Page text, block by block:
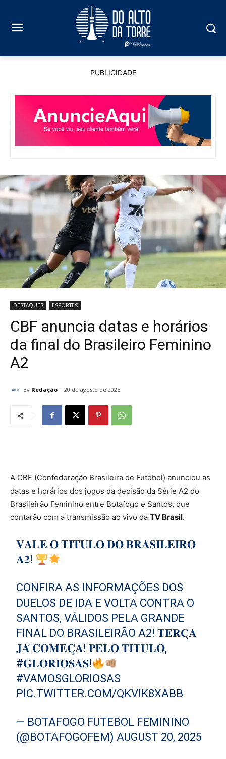
PUBLICIDADE
DESTAQUES ESPORTES
CBF anuncia datas e horários
da final do Brasileiro Feminino
A2
By Redação 20 de agosto de 2025
A CBF (Confederação Brasileira de Futebol) anunciou as
datas e horários dos jogos da decisão da Série A2 do
Brasileirão Feminino entre Botafogo e Santos, que
contarão com a transmissão ao vivo da TV Brasil.
𝐕𝐀𝐋𝐄 𝐎 𝐓𝐈́𝐓𝐔𝐋𝐎 𝐃𝐎 𝐁𝐑𝐀𝐒𝐈𝐋𝐄𝐈𝐑𝐎
𝐀𝟐!
CONFIRA AS INFORMAÇÕES DOS
DUELOS DE IDA E VOLTA CONTRA O
SANTOS, VÁLIDOS PELA GRANDE
FINAL DO BRASILEIRÃO A2! 𝐓𝐄𝐑𝐂̧𝐀
𝐉𝐀́ 𝐂𝐎𝐌𝐄𝐂̧𝐀! 𝐏𝐄𝐋𝐎 𝐓𝐈́𝐓𝐔𝐋𝐎,
#𝐆𝐋𝐎𝐑𝐈𝐎𝐒𝐀𝐒!
#VAMOSGLORIOSAS
PIC.TWITTER.COM/QKVIK8XABB
— BOTAFOGO FUTEBOL FEMININO
(@BOTAFOGOFEM)AUGUST 20, 2025